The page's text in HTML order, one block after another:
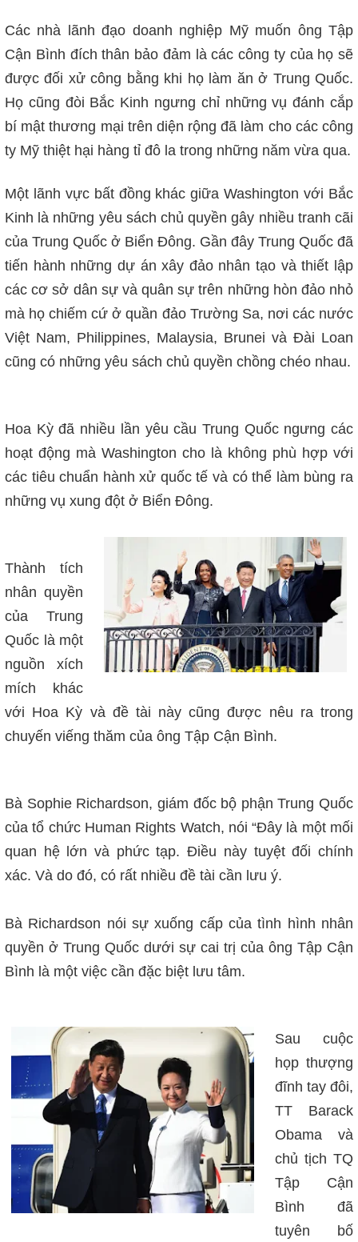
Các nhà lãnh đạo doanh nghiệp Mỹ muốn ông Tập
Cận Bình đích thân bảo đảm là các công ty của họ sẽ
được đối xử công bằng khi họ làm ăn ở Trung Quốc.
Họ cũng đòi Bắc Kinh ngưng chỉ những vụ đánh cắp
bí mật thương mại trên diện rộng đã làm cho các công
ty Mỹ thiệt hại hàng tỉ đô la trong những năm vừa qua.
Một lãnh vực bất đồng khác giữa Washington với Bắc
Kinh là những yêu sách chủ quyền gây nhiều tranh cãi
của Trung Quốc ở Biển Đông. Gần đây Trung Quốc đã
tiến hành những dự án xây đảo nhân tạo và thiết lập
các cơ sở dân sự và quân sự trên những hòn đảo nhỏ
mà họ chiếm cứ ở quần đảo Trường Sa, nơi các nước
Việt Nam, Philippines, Malaysia, Brunei và Đài Loan
cũng có những yêu sách chủ quyền chồng chéo nhau.
Hoa Kỳ đã nhiều lần yêu cầu Trung Quốc ngưng các
hoạt động mà Washington cho là không phù hợp với
các tiêu chuẩn hành xử quốc tế và có thể làm bùng ra
những vụ xung đột ở Biển Đông.
Thành tích
nhân quyền
của Trung
Quốc là một
nguồn xích
mích khác
với Hoa Kỳ và đề tài này cũng được nêu ra trong
chuyến viếng thăm của ông Tập Cận Bình.
Bà Sophie Richardson, giám đốc bộ phận Trung Quốc
của tổ chức Human Rights Watch, nói “Đây là một mối
quan hệ lớn và phức tạp. Điều này tuyệt đối chính
xác. Và do đó, có rất nhiều đề tài cần lưu ý.
Bà Richardson nói sự xuống cấp của tình hình nhân
quyền ở Trung Quốc dưới sự cai trị của ông Tập Cận
Bình là một việc cần đặc biệt lưu tâm.
Sau cuộc
họp thượng
đĩnh tay đôi,
TT Barack
Obama và
chủ tịch TQ
Tập Cận
Bình đã
tuyên bố